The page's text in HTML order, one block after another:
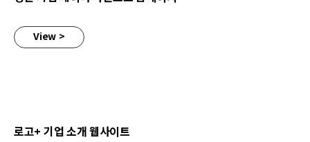
View >
로고+ 기업 소개 웹사이트